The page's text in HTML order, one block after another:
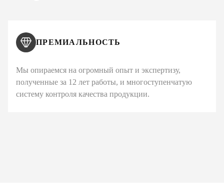
ПРЕМИАЛЬНОСТЬ
Мы опираемся на огромный опыт и экспертизу,
полученные за 12 лет работы, и многоступенчатую
систему контроля качества продукции.